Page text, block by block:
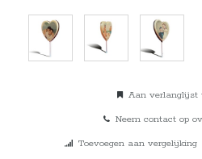
Aan verlanglijst
Neem contact op
Toevoegen aan vergelijking